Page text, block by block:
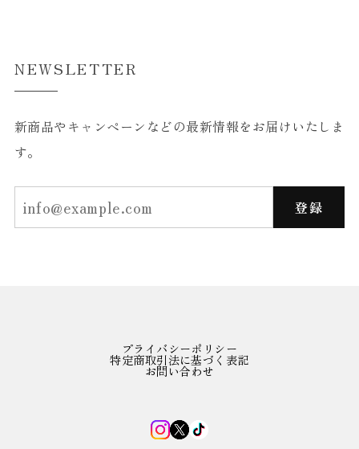
NEWSLETTER
新商品やキャンペーンなどの最新情報をお届けいたしま
す。
登録
プライバシーポリシー
特定商取引法に基づく表記
お問い合わせ